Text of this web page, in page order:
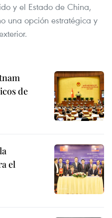
y el Estado de China,
una opción estratégica y
de
el